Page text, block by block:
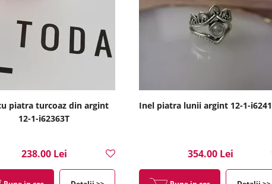
piatra turcoaz din argint
12-1-i62363T
238.00 Lei
Inel piatra lunii argint 12-1-
354.00 Lei